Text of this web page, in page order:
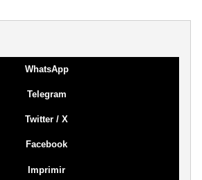
WhatsApp
Telegram
Twitter / X
Facebook
Imprimir